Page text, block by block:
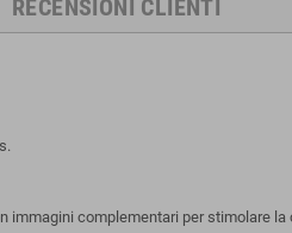
RECENSIONI CLIENTI
complementari per stimolare la